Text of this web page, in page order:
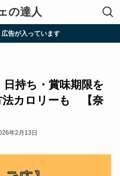
の達人
告が入っています
日持ち・賞味期限を
法カロリーも 【奈
年2月13日